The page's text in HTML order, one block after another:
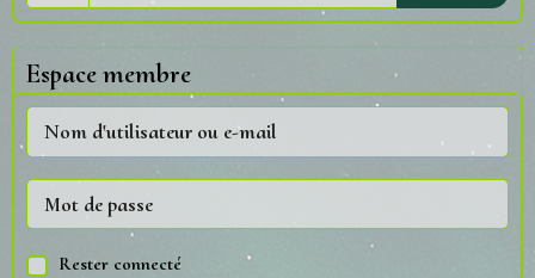
Espace membre
Rester connecté